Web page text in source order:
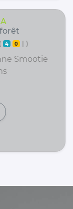
4 0 | )
Smootie